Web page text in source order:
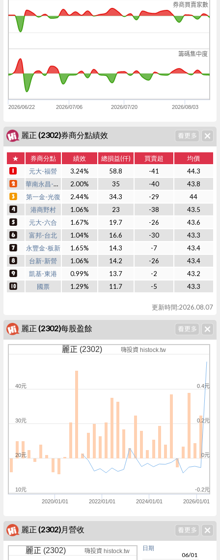
券商買賣家數
籌碼集中度
2026/06/22 2026/07/06 2026/07/20 2026/08/03
麗正 (2302)券商分點績效
★ 券商分點 績效 總損益(仟) 買賣超
均價
元大-福營
3.24% 58.8 -41
44.3
華南永昌-豐原
2.00% 35 -40
43.8
第一金-光復
2.44% 34.3 -29
44
港商野村
1.06% 23 -38
43.5
元大-六合
1.67% 19.7 -26
43.6
富邦-台北
1.04% 16.6 -30
43.3
永豐金-板新
1.65% 14.3 -7
43.4
台新-新營
1.06% 14.2 -26
43.4
凱基-東港
0.99% 13.7 -2
43.2
國票
1.29% 11.7 -5 43.3
更新時間:2026.08.07
麗正 (2302)每股盈餘
麗正 (2302) 嗨投資 histock.tw
2020/01/01 2022/01/01 2024/01/01 2026/01/01
-0.2元
0元
0.2元
0.4元
10元
20元
30元
40元
麗正 (2302)月營收
麗正 (2302) 嗨投資 histock.tw
日期
06/01